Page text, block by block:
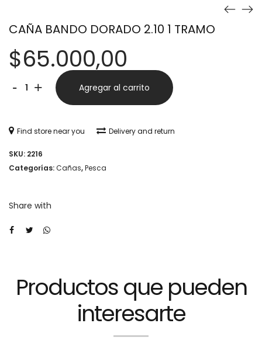
CAÑA BANDO DORADO 2.10 1 TRAMO
$65.000,00
-CAÑA
2.10
1
cantidad
+ Agregar al carrito
Find store near you Delivery and return
SKU: 2216
Categorías:Cañas,Pesca
Share with
Productos que pueden
interesarte